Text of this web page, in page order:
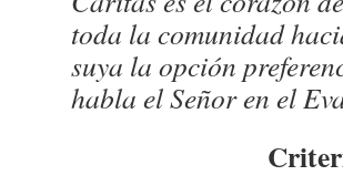
toda la comunidad
suya la opción
habla el Señor en el